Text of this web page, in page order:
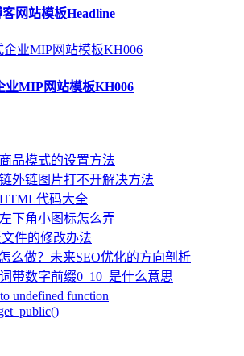
网站模板Headline
业MIP网站模板KH006
品模式的设置方法
外链图片打不开解决方法
代码大全
下角小图标怎么弄
件的修改办法
么做？未来SEO优化的方向剖析
带数字前缀0_10_是什么意思
undefined function